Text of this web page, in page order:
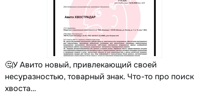
🤔У Авито новый, привлекающий своей
несуразностью, товарный знак. Что-то про поиск
хвоста…